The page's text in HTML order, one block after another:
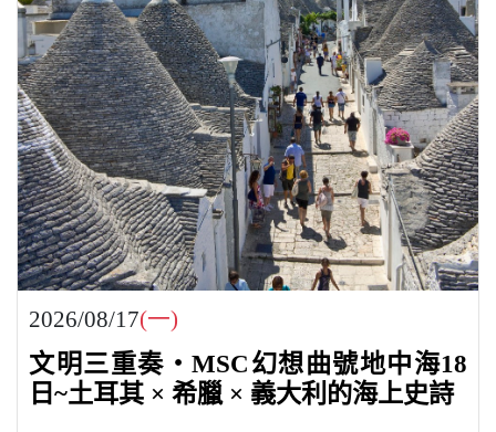
2026/08/17(一)
文明三重奏・MSC幻想曲號地中海18
日~土耳其 × 希臘 × 義大利的海上史詩